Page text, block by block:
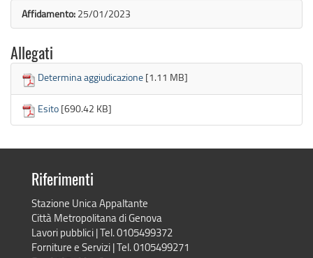
Affidamento: 25/01/2023
Allegati
Determina aggiudicazione [1.11 MB]
Esito [690.42 KB]
Riferimenti
Stazione Unica Appaltante
Città Metropolitana di Genova
Lavori pubblici | Tel. 0105499372
Forniture e Servizi | Tel. 0105499271